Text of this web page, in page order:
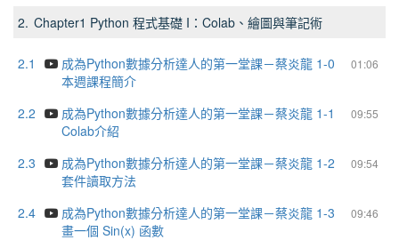
2. Chapter1 Python 程式基礎 I：Colab、繪圖與筆記術
2.1 01:06
成為Python數據分析達人的第一堂課－蔡炎龍 1-0
本週課程簡介
2.2
09:55
成為Python數據分析達人的第一堂課－蔡炎龍 1-1
Colab介紹
2.3
09:54
成為Python數據分析達人的第一堂課－蔡炎龍 1-2
套件讀取方法
2.4
09:46
成為Python數據分析達人的第一堂課－蔡炎龍 1-3
畫一個 Sin(x) 函數